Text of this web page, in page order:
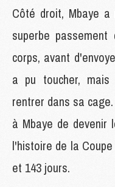
Côté droit, Mbaye a
superbe
corps, avant
a pu toucher,
rentrer dans sa
à Mbaye de devenir
l'histoire de la
et 143 jours.